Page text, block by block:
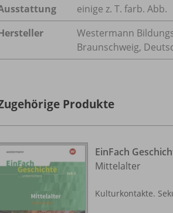
einige z. T. farb. Abb.
Westermann
Braunschweig,
Produkte
EinFach
Mittelalter
Kulturkontakte.